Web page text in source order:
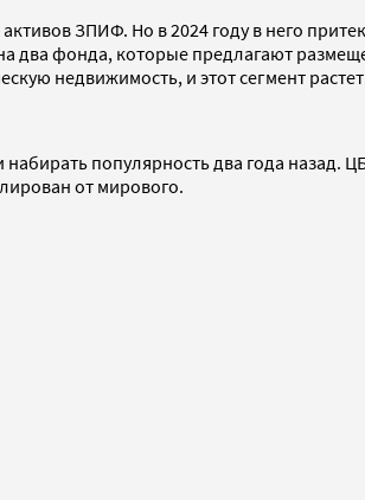
ЗПИФ. Но в 2024 году в него
два фонда, которые предлагают
недвижимость, и этот сегмент
популярность два года назад.
от мирового.